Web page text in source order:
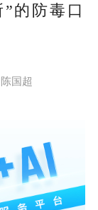
的防毒口
国超